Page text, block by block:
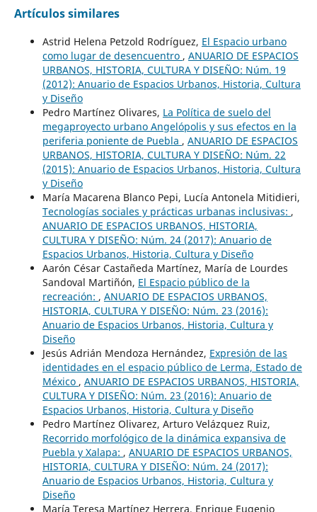
Artículos similares
Astrid Helena Petzold Rodríguez, El Espacio urbano
como lugar de desencuentro , ANUARIO DE ESPACIOS
URBANOS, HISTORIA, CULTURA Y DISEÑO: Núm. 19
(2012): Anuario de Espacios Urbanos, Historia, Cultura
y Diseño
Pedro Martínez Olivares, La Política de suelo del
megaproyecto urbano Angelópolis y sus efectos en la
periferia poniente de Puebla , ANUARIO DE ESPACIOS
URBANOS, HISTORIA, CULTURA Y DISEÑO: Núm. 22
(2015): Anuario de Espacios Urbanos, Historia, Cultura
y Diseño
María Macarena Blanco Pepi, Lucía Antonela Mitidieri,
Tecnologías sociales y prácticas urbanas inclusivas: ,
ANUARIO DE ESPACIOS URBANOS, HISTORIA,
CULTURA Y DISEÑO: Núm. 24 (2017): Anuario de
Espacios Urbanos, Historia, Cultura y Diseño
Aarón César Castañeda Martínez, María de Lourdes
Sandoval Martiñón, El Espacio público de la
recreación: , ANUARIO DE ESPACIOS URBANOS,
HISTORIA, CULTURA Y DISEÑO: Núm. 23 (2016):
Anuario de Espacios Urbanos, Historia, Cultura y
Diseño
Jesús Adrián Mendoza Hernández, Expresión de las
identidades en el espacio público de Lerma, Estado de
México , ANUARIO DE ESPACIOS URBANOS, HISTORIA,
CULTURA Y DISEÑO: Núm. 23 (2016): Anuario de
Espacios Urbanos, Historia, Cultura y Diseño
Pedro Martínez Olivarez, Arturo Velázquez Ruiz,
Recorrido morfológico de la dinámica expansiva de
Puebla y Xalapa: , ANUARIO DE ESPACIOS URBANOS,
HISTORIA, CULTURA Y DISEÑO: Núm. 24 (2017):
Anuario de Espacios Urbanos, Historia, Cultura y
Diseño
María Teresa Martínez Herrera, Enrique Eugenio